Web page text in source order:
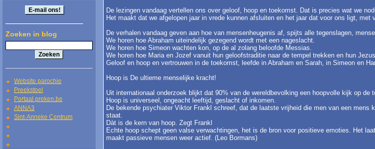
Zoeken in blog
Website parochie
Preekstoel
Portaal preken.be
ANNA3
Sint-Anneke Centrum
De lezingen vandaag vertellen ons over geloof, hoop en toekomst. Dat is precies wat we
Het maakt dat we afgelopen jaar in vrede kunnen afsluiten en het jaar dat voor ons ligt, met
De verhalen vandaag geven aan hoe van mensenheugenis af, spijts alle tegenslagen,
We horen hoe Abraham uiteindelijk gezegend wordt met een nageslacht.
We horen hoe Simeon wachten kon, op de al zolang beloofde Messias.
We horen hoe Maria en Jozef vanuit hun geloofstraditie naar de tempel trekken en hun
Geloof en hoop en vertrouwen in de toekomst, leefde in Abraham en Sarah, in Simeon en
Hoop is De ultieme menselijke kracht!
Uit internationaal onderzoek blijkt dat 90% van de wereldbevolking een hoopvolle kijk op de
Hoop is universeel, ongeacht leeftijd, geslacht of inkomen.
De bekende psychiater Viktor Frankl schreef, dat de laatste vrijheid die men van een mens
staat.
Dàt is de kern van hoop. Zegt Frankl
Echte hoop schept geen valse verwachtingen, het is de bron voor positieve emoties. Het
maakt passieve mensen weer actief. (Leo Bormans)